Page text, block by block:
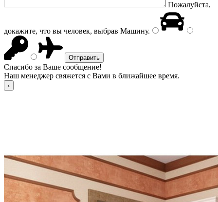
Пожалуйста,
докажите, что вы человек, выбрав Машину.
Спасибо за Ваше сообщение!
Наш менеджер свяжется с Вами в ближайшее время.